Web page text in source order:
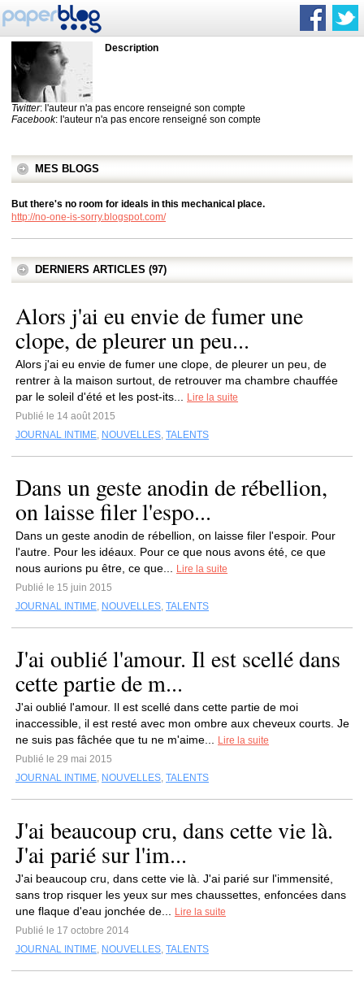
Description
Twitter: l'auteur n'a pas encore renseigné son compte
Facebook: l'auteur n'a pas encore renseigné son compte
MES BLOGS
But there's no room for ideals in this mechanical place.
http://no-one-is-sorry.blogspot.com/
DERNIERS ARTICLES (97)
Alors j'ai eu envie de fumer une
clope, de pleurer un peu...
Alors j'ai eu envie de fumer une clope, de pleurer un peu, de
rentrer à la maison surtout, de retrouver ma chambre chauffée
par le soleil d'été et les post-its...
Lire la suite
Publié le 14 août 2015
JOURNAL INTIME, NOUVELLES, TALENTS
Dans un geste anodin de rébellion,
on laisse filer l'espo...
Dans un geste anodin de rébellion, on laisse filer l'espoir. Pour
l'autre. Pour les idéaux. Pour ce que nous avons été, ce que
nous aurions pu être, ce que...
Lire la suite
Publié le 15 juin 2015
JOURNAL INTIME, NOUVELLES, TALENTS
J'ai oublié l'amour. Il est scellé dans
cette partie de m...
J'ai oublié l'amour. Il est scellé dans cette partie de moi
inaccessible, il est resté avec mon ombre aux cheveux courts. Je
ne suis pas fâchée que tu ne m'aime...
Lire la suite
Publié le 29 mai 2015
JOURNAL INTIME, NOUVELLES, TALENTS
J'ai beaucoup cru, dans cette vie là.
J'ai parié sur l'im...
J'ai beaucoup cru, dans cette vie là. J'ai parié sur l'immensité,
sans trop risquer les yeux sur mes chaussettes, enfoncées dans
une flaque d'eau jonchée de...
Lire la suite
Publié le 17 octobre 2014
JOURNAL INTIME, NOUVELLES, TALENTS